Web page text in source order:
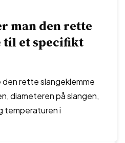
man den rette
til et specifikt
rette slangeklemme
diameteren på slangen,
temperaturen i